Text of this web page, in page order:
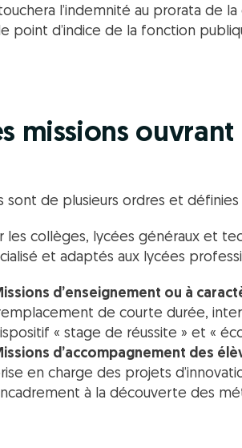
l’indemnité au prorata de
point d’indice de la fonction
missions
sont de plusieurs ordres et définies
les collèges, lycées généraux et
et adaptés aux lycées
d’enseignement ou à
de courte durée,
« stage de réussite » et «
d’accompagnement des
en charge des projets
à la découverte des